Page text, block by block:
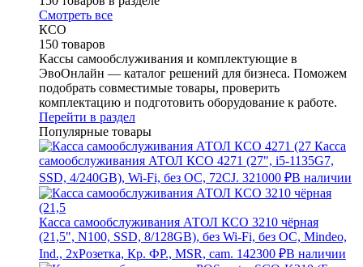
Смотреть все
КСО
150 товаров
Кассы самообслуживания и комплектующие в
ЭвоОнлайн — каталог решений для бизнеса. Поможем
подобрать совместимые товары, проверить
комплектацию и подготовить оборудование к работе.
Перейти в раздел
Популярные товары
Касса
самообслуживания АТОЛ КСО 4271 (27", i5-1135G7,
SSD, 4/240GB), Wi-Fi, без ОС, 72CJ. 321000 ₽В наличии
Касса самообслуживания АТОЛ КСО 3210 чёрная
(21,5", N100, SSD, 8/128GB), без Wi-Fi, без ОС, Mindeo,
Ind., 2хРозетка, Кр. ФР., MSR, cam. 142300 ₽В наличии